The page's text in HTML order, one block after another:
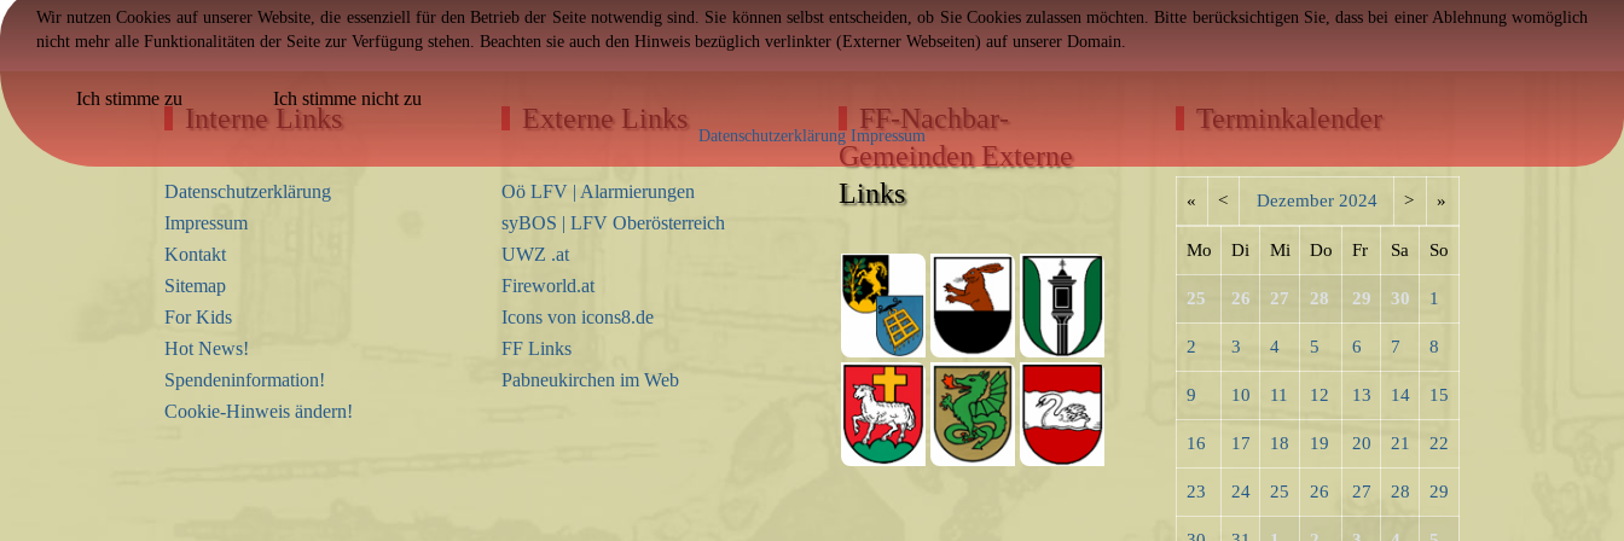
Interne Links
Datenschutzerklärung
Impressum
Kontakt
Sitemap
For Kids
Hot News!
Spendeninformation!
Cookie-Hinweis ändern!
Externe Links
Oö LFV | Alarmierungen
syBOS | LFV Oberösterreich
UWZ .at
Fireworld.at
Icons von icons8.de
FF Links
Pabneukirchen im Web
FF-Nachbar-
Gemeinden Externe
Links
Terminkalender
« < Dezember 2024 > »
Mo Di Mi Do Fr Sa So
25 26 27 28 29 30 1
2 3 4 5 6 7 8
9 10 11 12 13 14 15
16 17 18 19 20 21 22
23 24 25 26 27 28 29
Wir nutzen Cookies auf unserer Website, die essenziell für den Betrieb der Seite notwendig sind. Sie können selbst entscheiden, ob Sie Cookies zulassen möchten. Bitte berücksichtigen Sie, dass bei einer Ablehnung womöglich
nicht mehr alle Funktionalitäten der Seite zur Verfügung stehen. Beachten sie auch den Hinweis bezüglich verlinkter (Externer Webseiten) auf unserer Domain.
Ich stimme zu Ich stimme nicht zu
Datenschutzerklärung Impressum